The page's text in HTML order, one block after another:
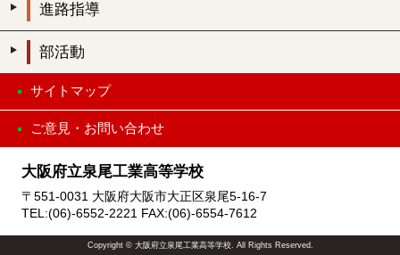
進路指導
部活動
サイトマップ
ご意見・お問い合わせ
大阪府立泉尾工業高等学校
〒551-0031 大阪府大阪市大正区泉尾5-16-7
TEL:(06)-6552-2221 FAX:(06)-6554-7612
Copyright © 大阪府立泉尾工業高等学校. All Rights Reserved.